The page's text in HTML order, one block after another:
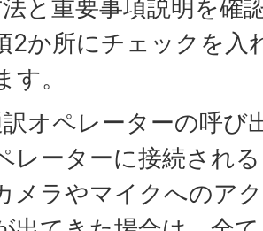
と重要事項説明を確
2か所にチェックを入
す。
オペレーターの呼び
レーターに接続され
メラやマイクへのア